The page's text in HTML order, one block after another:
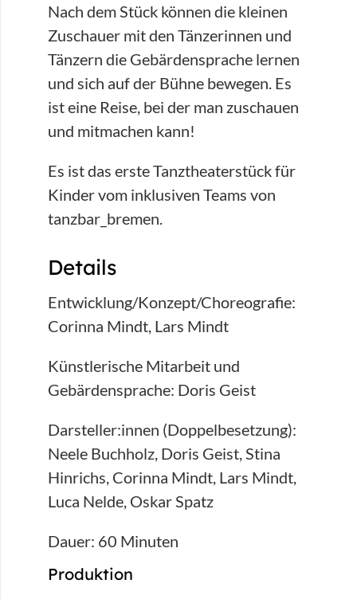
Nach dem Stück können die kleinen
Zuschauer mit den Tänzerinnen und
Tänzern die Gebärdensprache lernen
und sich auf der Bühne bewegen. Es
ist eine Reise, bei der man zuschauen
und mitmachen kann!
Es ist das erste Tanztheaterstück für
Kinder vom inklusiven Teams von
tanzbar_bremen.
Details
Entwicklung/Konzept/Choreografie:
Corinna Mindt, Lars Mindt
Künstlerische Mitarbeit und
Gebärdensprache: Doris Geist
Darsteller:innen (Doppelbesetzung):
Neele Buchholz, Doris Geist, Stina
Hinrichs, Corinna Mindt, Lars Mindt,
Luca Nelde, Oskar Spatz
Dauer: 60 Minuten
Produktion